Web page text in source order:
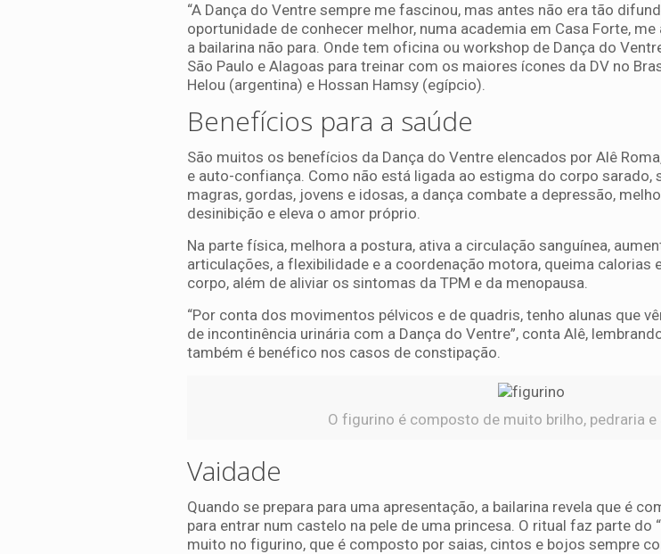
“A Dança do Ventre sempre me fascinou, mas antes não era tão
oportunidade de conhecer melhor, numa academia em Casa Forte, me
a bailarina não para. Onde tem oficina ou workshop de Dança do
São Paulo e Alagoas para treinar com os maiores ícones da DV no
Helou (argentina) e Hossan Hamsy (egípcio).
Benefícios para a saúde
São muitos os benefícios da Dança do Ventre elencados por Alê
e auto-confiança. Como não está ligada ao estigma do corpo sarado,
magras, gordas, jovens e idosas, a dança combate a depressão,
desinibição e eleva o amor próprio.
Na parte física, melhora a postura, ativa a circulação sanguínea,
articulações, a flexibilidade e a coordenação motora, queima
corpo, além de aliviar os sintomas da TPM e da menopausa.
“Por conta dos movimentos pélvicos e de quadris, tenho alunas que
de incontinência urinária com a Dança do Ventre”, conta Alê,
também é benéfico nos casos de constipação.
O figurino é composto de muito brilho, pedraria
Vaidade
Quando se prepara para uma apresentação, a bailarina revela que é
para entrar num castelo na pele de uma princesa. O ritual faz parte do
muito no figurino, que é composto por saias, cintos e bojos sempre